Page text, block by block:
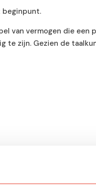
beginpunt.
van vermogen die
te zijn. Gezien de
netto activa bij het